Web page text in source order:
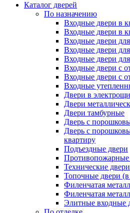
Каталог дверей
По назначению
Входные двери в
Входные двери в
Входные двери
Входные двери
Входные двери
Входные двери с
Входные двери с
Входные
Двери в
Двери
Двери тамбурные
Дверь с
Дверь с
квартиру
Подъездные двери
Противопожарные
Технические двери
Топочные двери
Филенчатая
Филенчатая
Элитные входные